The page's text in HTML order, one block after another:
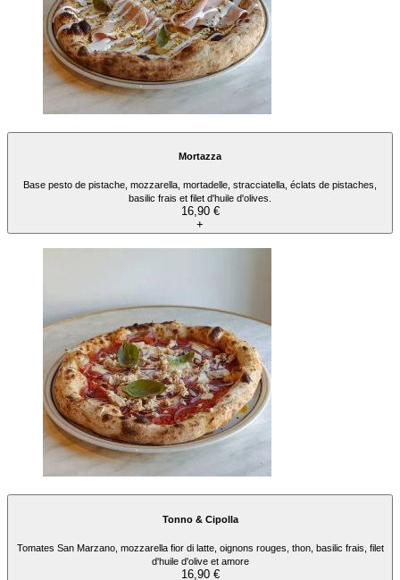
Mortazza
Base pesto de pistache, mozzarella, mortadelle, stracciatella, éclats de pistaches,
basilic frais et filet d'huile d'olives.
16,90 €
+
Tonno & Cipolla
Tomates San Marzano, mozzarella fior di latte, oignons rouges, thon, basilic frais, filet
d'huile d'olive et amore
16,90 €